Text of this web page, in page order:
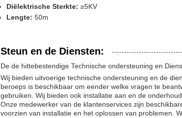
Diëlektrische Sterkte: ≥5KV
Lengte: 50m
Steun en de Diensten:
De de hittebestendige Technische ondersteuning en
Wij bieden uitvoerige technische ondersteuning en de
beroeps is beschikbaar om eender welke vragen te
gebruiken. Wij bieden ook installatie aan en de
Onze medewerker van de klantenservices zijn
voorzien van installatie en het oplossen van problemen.